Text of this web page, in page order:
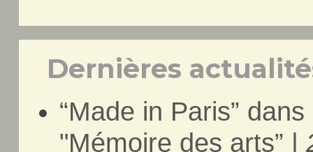
Dernières
“Made in Paris”
"Mémoire des arts” |